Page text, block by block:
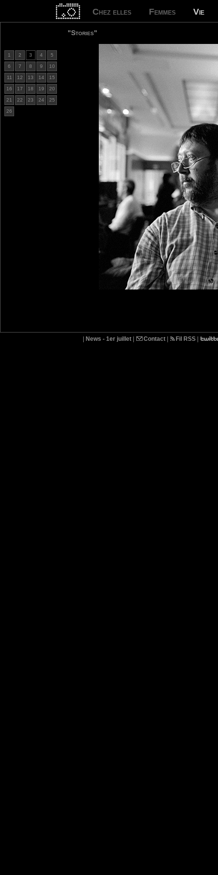
Chez elles Femmes Vie
"Stories"
1 2 3 4 5
6 7 8 9 10
11 12 13 14 15
16 17 18 19 20
21 22 23 24 25
26
News - 1er juillet Contact Fil RSS